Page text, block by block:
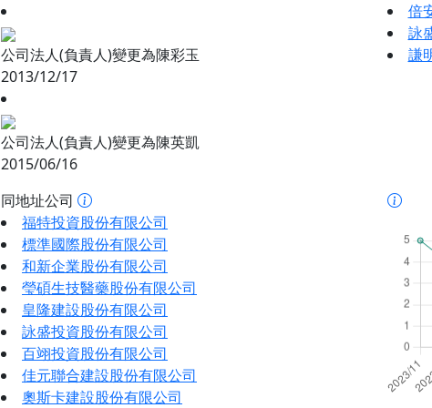
公司法人(負責人)變更為陳彩玉
2013/12/17
公司法人(負責人)變更為陳英凱
2015/06/16
倍
詠
謙
同地址公司
福特投資股份有限公司
標準國際股份有限公司
和新企業股份有限公司
瑩碩生技醫藥股份有限公司
皇隆建設股份有限公司
詠盛投資股份有限公司
百翊投資股份有限公司
佳元聯合建設股份有限公司
奧斯卡建設股份有限公司